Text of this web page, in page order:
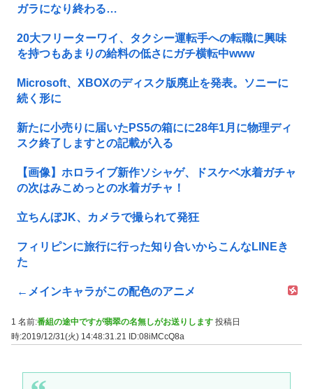
ガラになり終わる…
20大フリーターワイ、タクシー運転手への転職に興味
を持つもあまりの給料の低さにガチ横転中www
Microsoft、XBOXのディスク版廃止を発表。ソニーに
続く形に
新たに小売りに届いたPS5の箱にに28年1月に物理ディ
スク終了しますとの記載が入る
【画像】ホロライブ新作ソシャゲ、ドスケベ水着ガチャ
の次はみこめっとの水着ガチャ！
立ちんぼJK、カメラで撮られて発狂
フィリピンに旅行に行った知り合いからこんなLINEき
た
←メインキャラがこの配色のアニメ
1 名前:番組の途中ですが翡翠の名無しがお送りします 投稿日
時:2019/12/31(火) 14:48:31.21
ID:08iMCcQ8a